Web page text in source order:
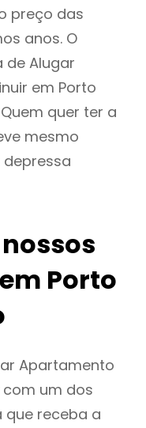
preço das
anos. O
de Alugar
em Porto
quer ter a
mesmo
Porto
Apartamento
um dos
que receba a